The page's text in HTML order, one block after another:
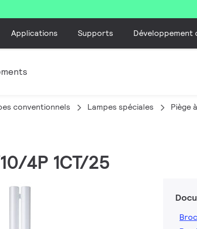
Applications Supports Développement
conventionnels Lampes spéciales Piège
4P 1CT/25